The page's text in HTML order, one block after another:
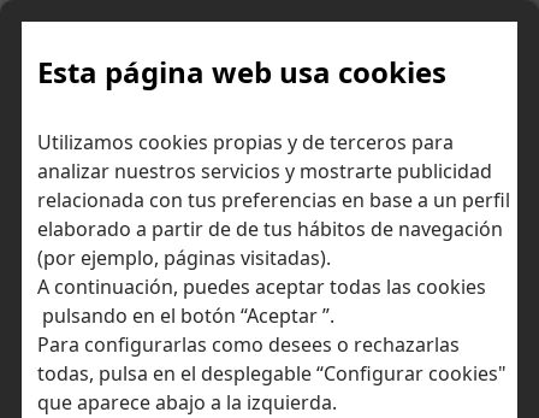
Esta página web usa cookies
Utilizamos cookies propias y de terceros para
analizar nuestros servicios y mostrarte publicidad
relacionada con tus preferencias en base a un perfil
elaborado a partir de de tus hábitos de navegación
(por ejemplo, páginas visitadas).
A continuación, puedes aceptar todas las cookies
pulsando en el botón “Aceptar ”.
Para configurarlas como desees o rechazarlas
todas, pulsa en el desplegable “Configurar cookies"
que aparece abajo a la izquierda.
Skip
Ir a Self Bank »
El Blog de Self
Bank